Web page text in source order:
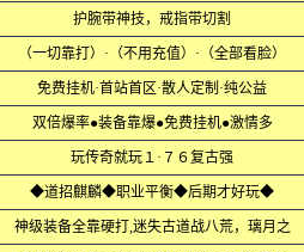
护腕带神技，戒指带切割
（一切靠打）·（不用充值）·（全部看脸）
免费挂机·首站首区·散人定制·纯公益
双倍爆率●装备靠爆●免费挂机●激情多
玩传奇就玩１·７６复古强
◆道招麒麟◆职业平衡◆后期才好玩◆
神级装备全靠硬打,迷失古道战八荒，璃月之